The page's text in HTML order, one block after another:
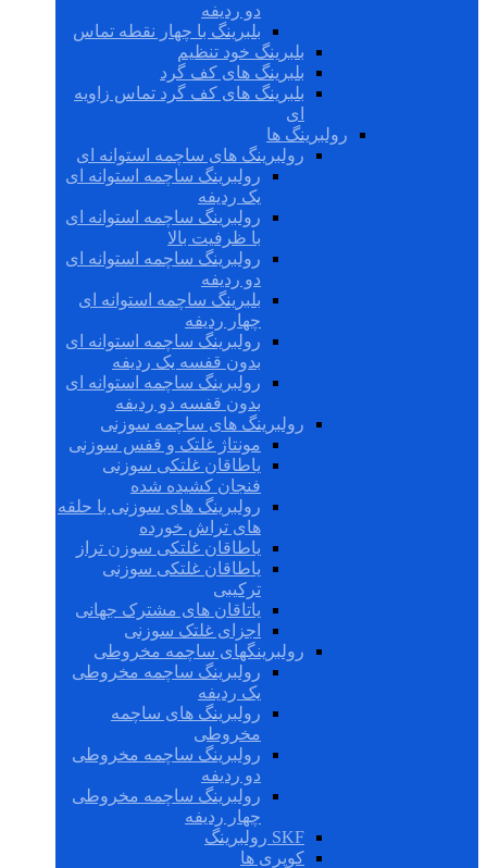
دو ردیفه
بلبرینگ با چهار نقطه تماس
بلبرینگ خود تنظیم
بلبرینگ های کف گرد
بلبرینگ های کف گرد تماس زاویه
ای
رولبرینگ ها
رولبرینگ های ساچمه استوانه ای
رولبرینگ ساچمه استوانه ای
یک ردیفه
رولبرینگ ساچمه استوانه ای
با ظرفیت بالا
رولبرینگ ساچمه استوانه ای
دو ردیفه
بلبرینگ ساچمه استوانه ای
چهار ردیفه
رولبرینگ ساچمه استوانه ای
بدون قفسه یک ردیفه
رولبرینگ ساچمه استوانه ای
بدون قفسه دو ردیفه
رولبرینگ های ساچمه سوزنی
مونتاژ غلتک و قفس سوزنی
یاطاقان غلتکی سوزنی
فنجان کشیده شده
رولبرینگ های سوزنی با حلقه
های تراش خورده
یاطاقان غلتکی سوزن تراز
یاطاقان غلتکی سوزنی
ترکیبی
یاتاقان های مشترک جهانی
اجزای غلتک سوزنی
رولبرینگهای ساچمه مخروطی
رولبرینگ ساچمه مخروطی
یک ردیفه
رولبرینگ های ساچمه
مخروطی
رولبرینگ ساچمه مخروطی
دو ردیفه
رولبرینگ ساچمه مخروطی
چهار ردیفه
SKF رولبرینگ
کوپری ها